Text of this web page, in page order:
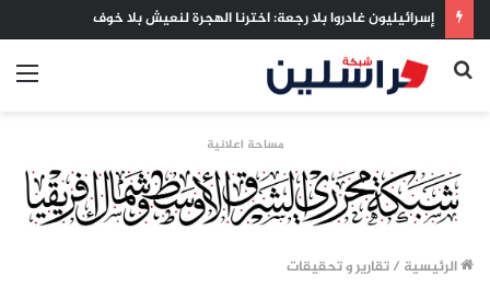
إسرائيليون غادروا بلا رجعة: اخترنا الهجرة لنعيش بلا خوف
بحث
مساحة اعلانية
الرئيسية /تقارير و تحقيقات